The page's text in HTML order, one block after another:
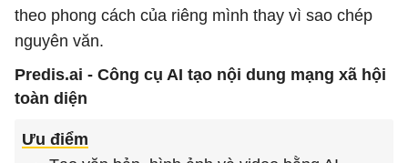
theo phong cách của riêng mình thay vì sao chép
nguyên văn.
Predis.ai - Công cụ AI tạo nội dung mạng xã hội
toàn diện
Ưu điểm